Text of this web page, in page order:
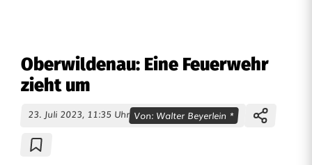
Oberwildenau: Eine Feuerwehr
zieht um
23. Juli 2023, 11:35 Uhr Von: Walter Beyerlein *